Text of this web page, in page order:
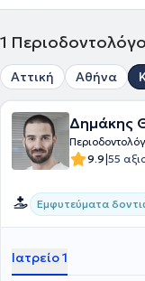
1
Αττική Αθήνα
Δημάκης
9.9|55
Εμφυτεύματα
Ιατρείο 1